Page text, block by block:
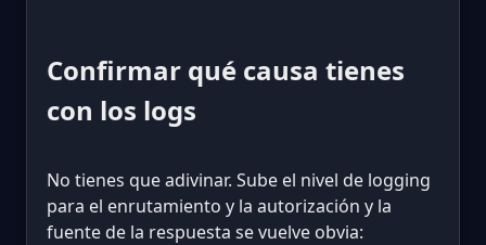
Confirmar qué causa tienes
con los logs
No tienes que adivinar. Sube el nivel de logging
para el enrutamiento y la autorización y la
fuente de la respuesta se vuelve obvia: